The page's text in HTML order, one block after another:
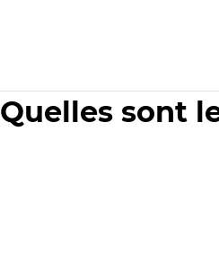
Quelles sont